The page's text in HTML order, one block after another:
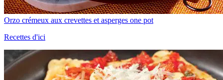
Orzo crémeux aux crevettes et asperges one pot
Recettes d'ici